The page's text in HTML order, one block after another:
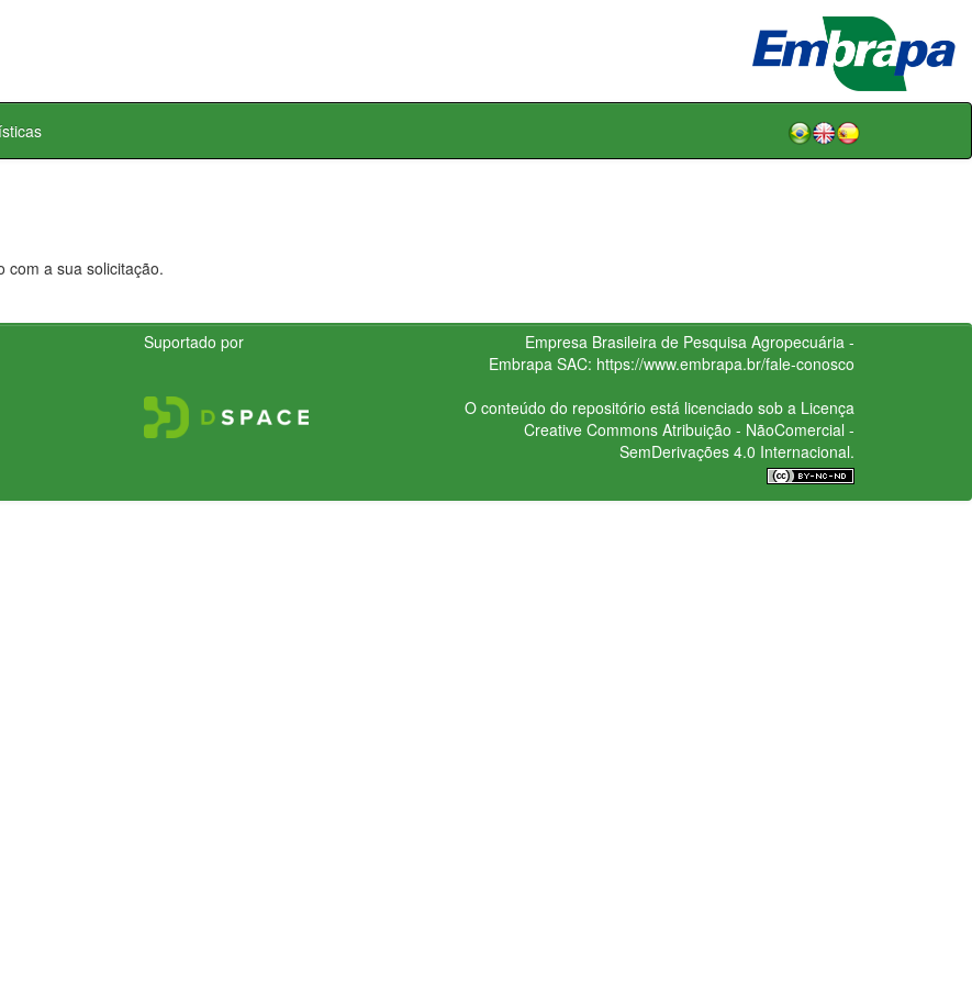
com a sua solicitação.
Suportado por
Empresa Brasileira de Pesquisa Agropecuária -
Embrapa SAC: https://www.embrapa.br/fale-conosco
O conteúdo do repositório está licenciado sob a Licença
Creative CommonsAtribuição - NãoComercial -
SemDerivações 4.0 Internacional.